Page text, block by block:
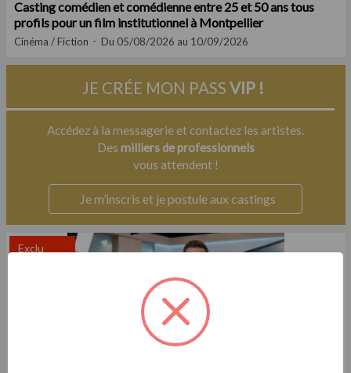
Casting comédien et comédienne entre 25 et 50 ans tous
profils pour un film institutionnel à Montpellier
Cinéma / Fiction Du 05/08/2026 au 10/09/2026
JE CRÉE MON PASSVIP !
Accédez à la messagerie et contactez les artistes.
Des milliers de professionnels
vous attendent !
Je m’inscris et je postule aux castings
Exclu